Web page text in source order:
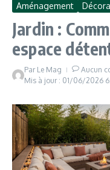
Aménagement
Jardin :
espace
Par Le Mag Aucun
Mis à jour : 01/06/2026